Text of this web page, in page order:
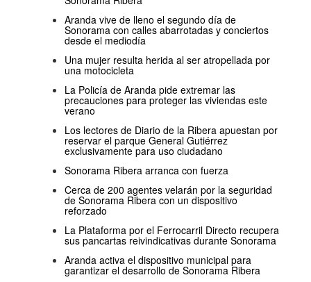
Aranda vive de lleno el segundo día de
Sonorama con calles abarrotadas y conciertos
desde el mediodía
Una mujer resulta herida al ser atropellada por
una motocicleta
La Policía de Aranda pide extremar las
precauciones para proteger las viviendas este
verano
Los lectores de Diario de la Ribera apuestan por
reservar el parque General Gutiérrez
exclusivamente para uso ciudadano
Sonorama Ribera arranca con fuerza
Cerca de 200 agentes velarán por la seguridad
de Sonorama Ribera con un dispositivo
reforzado
La Plataforma por el Ferrocarril Directo recupera
sus pancartas reivindicativas durante Sonorama
Aranda activa el dispositivo municipal para
garantizar el desarrollo de Sonorama Ribera